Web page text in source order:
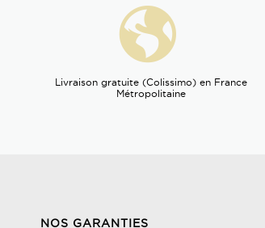
Livraison gratuite (Colissimo) en France
Métropolitaine
NOS GARANTIES